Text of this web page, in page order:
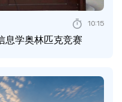
息学奥林匹克竞赛
10:15